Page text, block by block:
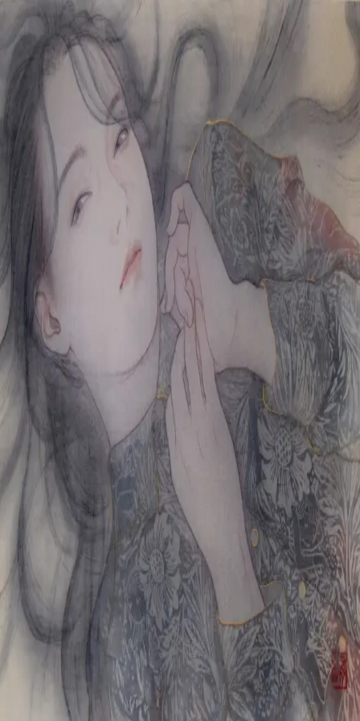
本文へスキップ
山本 有彩
Arisa Yamamoto
Works ProfileExhibitions
Contact
← 一覧 312
繊柔夜
2019
Size
F6
Description
2019/絹本着彩/410×318mm
©
2026Arisa Yamamoto Instagram X